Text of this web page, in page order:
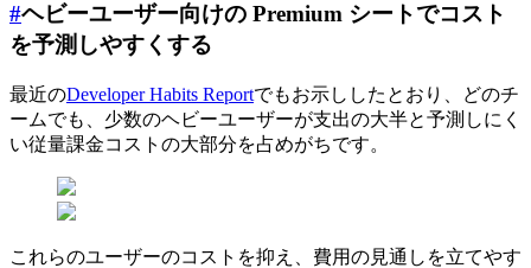
#ヘビーユーザー向けの Premium シートでコスト
を予測しやすくする
最近のDeveloper Habits Reportでもお示ししたとおり、どのチ
ームでも、少数のヘビーユーザーが支出の大半と予測しにく
い従量課金コストの大部分を占めがちです。
これらのユーザーのコストを抑え、費用の見通しを立てやす